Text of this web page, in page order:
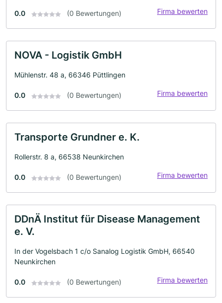
0.0 (0 Bewertungen) Firma bewerten
NOVA - Logistik GmbH
Mühlenstr. 48 a, 66346 Püttlingen
0.0 (0 Bewertungen) Firma bewerten
Transporte Grundner e. K.
Rollerstr. 8 a, 66538 Neunkirchen
0.0 (0 Bewertungen) Firma bewerten
DDnÄ Institut für Disease Management
e. V.
In der Vogelsbach 1 c/o Sanalog Logistik GmbH, 66540
Neunkirchen
0.0 (0 Bewertungen) Firma bewerten